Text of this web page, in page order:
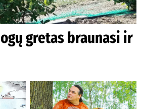
gretas braunasi ir